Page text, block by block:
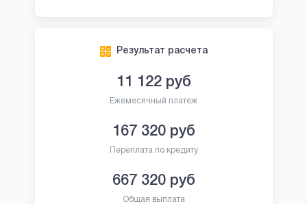
Результат расчета
11 122руб
Ежемесячный платеж
167 320руб
Переплата по кредиту
667 320руб
Общая выплата